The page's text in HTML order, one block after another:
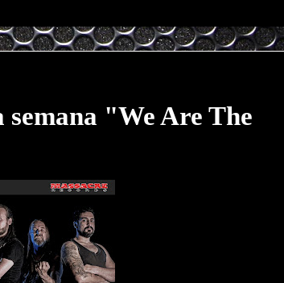
"We Are The